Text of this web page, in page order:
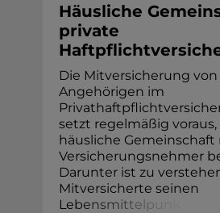
Häusliche
private
Die Mitversicherung von
Angehörigen im
setzt regelmäßig voraus,
häusliche
Versicherungsnehmer
Darunter ist zu
Mitversicherte seinen
Lebensmittelpu